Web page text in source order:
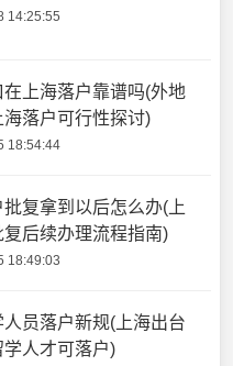
14:25:55
上海落户靠谱吗(外地
海落户可行性探讨)
18:54:44
批复拿到以后怎么办(上
复后续办理流程指南)
18:49:03
人员落户新规(上海出台
人才可落户)